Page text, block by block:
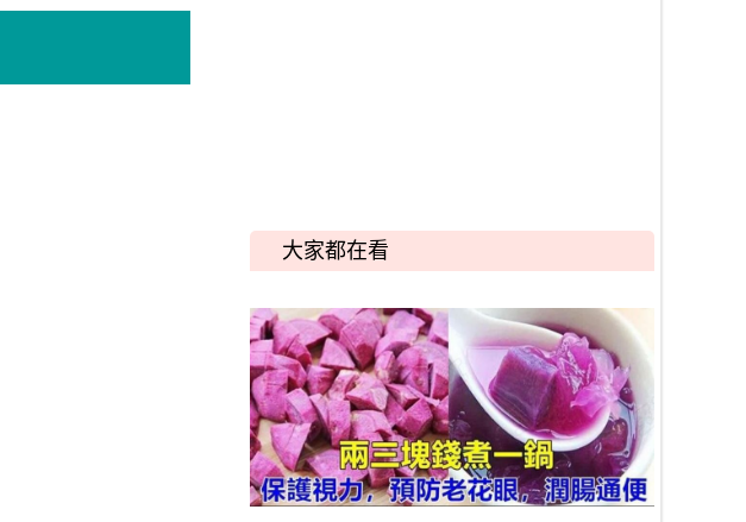
大家都在看